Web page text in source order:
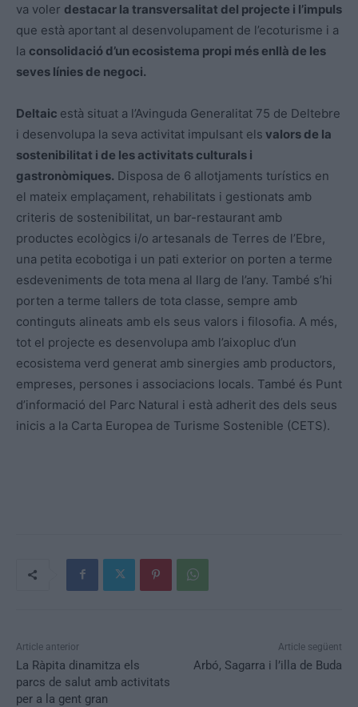
va voler destacar la transversalitat del projecte i l’impuls
que està aportant al desenvolupament de l’ecoturisme i a
la consolidació d’un ecosistema propi més enllà de les
seves línies de negoci.
Deltaic està situat a l’Avinguda Generalitat 75 de Deltebre
i desenvolupa la seva activitat impulsant els valors de la
sostenibilitat i de les activitats culturals i
gastronòmiques. Disposa de 6 allotjaments turístics en
el mateix emplaçament, rehabilitats i gestionats amb
criteris de sostenibilitat, un bar-restaurant amb
productes ecològics i/o artesanals de Terres de l’Ebre,
una petita ecobotiga i un pati exterior on porten a terme
esdeveniments de tota mena al llarg de l’any. També s’hi
porten a terme tallers de tota classe, sempre amb
continguts alineats amb els seus valors i filosofia. A més,
tot el projecte es desenvolupa amb l’aixopluc d’un
ecosistema verd generat amb sinergies amb productors,
empreses, persones i associacions locals. També és Punt
d’informació del Parc Natural i està adherit des dels seus
inicis a la Carta Europea de Turisme Sostenible (CETS).
Article anterior
La Ràpita dinamitza els
parcs de salut amb activitats
per a la gent gran
Article següent
Arbó, Sagarra i l’illa de Buda